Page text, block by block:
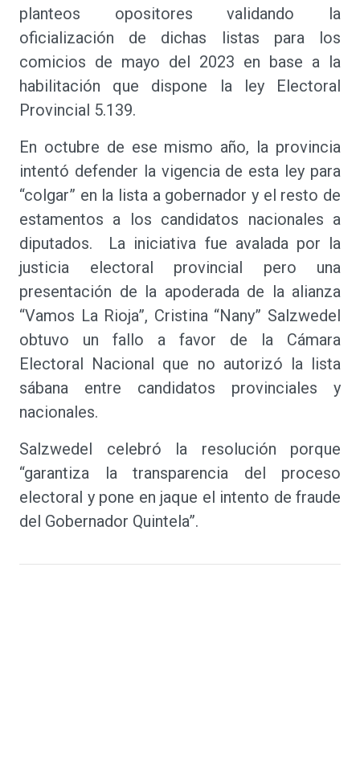
planteos opositores validando la
oficialización de dichas listas para los
comicios de mayo del 2023 en base a la
habilitación que dispone la ley Electoral
Provincial 5.139.
En octubre de ese mismo año, la provincia
intentó defender la vigencia de esta ley para
“colgar” en la lista a gobernador y el resto de
estamentos a los candidatos nacionales a
diputados. La iniciativa fue avalada por la
justicia electoral provincial pero una
presentación de la apoderada de la alianza
“Vamos La Rioja”, Cristina “Nany” Salzwedel
obtuvo un fallo a favor de la Cámara
Electoral Nacional que no autorizó la lista
sábana entre candidatos provinciales y
nacionales.
Salzwedel celebró la resolución porque
“garantiza la transparencia del proceso
electoral y pone en jaque el intento de fraude
del Gobernador Quintela”.